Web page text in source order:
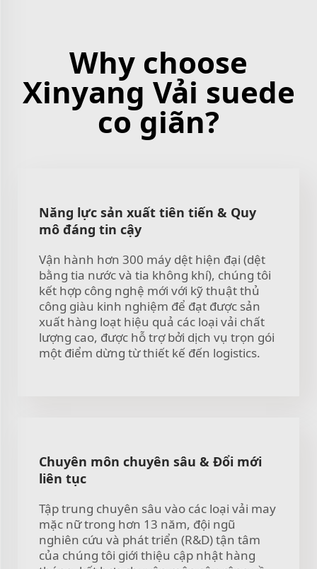
Why choose
Xinyang Vải suede
co giãn?
Năng lực sản xuất tiên tiến & Quy
mô đáng tin cậy
Vận hành hơn 300 máy dệt hiện đại (dệt
bằng tia nước và tia không khí), chúng tôi
kết hợp công nghệ mới với kỹ thuật thủ
công giàu kinh nghiệm để đạt được sản
xuất hàng loạt hiệu quả các loại vải chất
lượng cao, được hỗ trợ bởi dịch vụ trọn gói
một điểm dừng từ thiết kế đến logistics.
Chuyên môn chuyên sâu & Đổi mới
liên tục
Tập trung chuyên sâu vào các loại vải may
mặc nữ trong hơn 13 năm, đội ngũ
nghiên cứu và phát triển (R&D) tận tâm
của chúng tôi giới thiệu cập nhật hàng